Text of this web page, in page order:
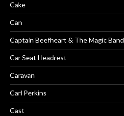
Cake
Can
Captain Beefheart & The Magic Band
Car Seat Headrest
Caravan
Carl Perkins
Cast